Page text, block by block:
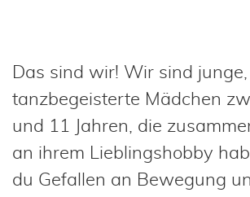
Das sind wir! Wir sind junge,
tanzbegeisterte Mädchen
und 11 Jahren, die
an ihrem Lieblingshobby
du Gefallen an Bewegung